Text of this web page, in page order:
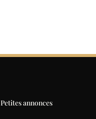
Petites annonces